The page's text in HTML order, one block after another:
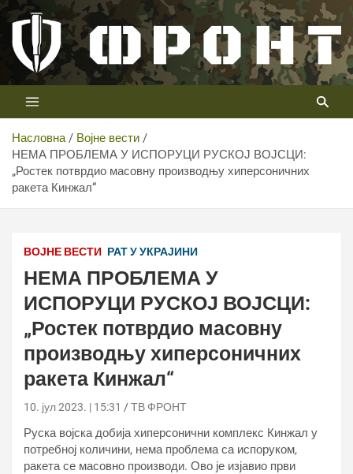
Скип
цонтент
Телевизија ФРОНТ
Први војни канал у Србији
Насловна
Војне вести
НЕМА ПРОБЛЕМА У ИСПОРУЦИ РУСКОЈ ВОЈСЦИ:
„Ростек потврдио масовну производњу хиперсоничних
ракета Кинжал“
ВОЈНЕ ВЕСТИ РАТ У УКРАЈИНИ
НЕМА ПРОБЛЕМА У
ИСПОРУЦИ РУСКОЈ ВОЈСЦИ:
„Ростек потврдио масовну
производњу хиперсоничних
ракета Кинжал“
10. јул 2023. | 15:31 ТВ ФРОНТ
Руска војска добија хиперсонични комплекс Кинжал у
потребној количини, нема проблема са испоруком,
ракета се масовно производи. Ово је изјавио први